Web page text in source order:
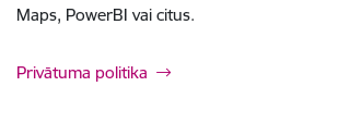
Maps, PowerBI vai citus.
Privātuma politika